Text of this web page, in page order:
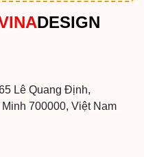
DESIGN
Lê Quang Định,
700000, Việt Nam